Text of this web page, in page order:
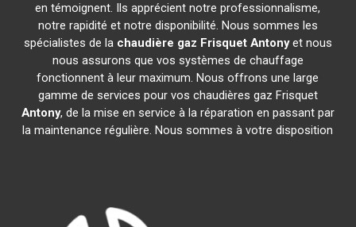
en témoignent. Ils apprécient notre professionnalisme,
notre rapidité et notre disponibilité. Nous sommes les
spécialistes de la chaudière gaz Frisquet Antonyet nous
nous assurons que vos systèmes de chauffage
fonctionnent à leur maximum. Nous offrons une large
gamme de services pour vos chaudières gaz Frisquet
Antony, de la mise en service à la réparation en passant par
la maintenance régulière. Nous sommes à votre disposition